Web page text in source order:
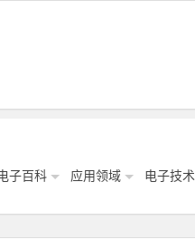
子百科 应用领域 电子技术